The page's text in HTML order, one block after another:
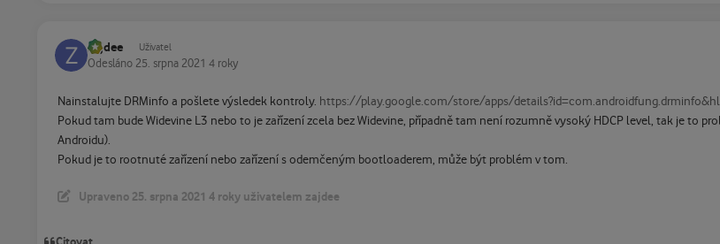
zajdee Uživatel
Odesláno 25. srpna 2021 4 roky
Nainstalujte DRMinfo a pošlete výsledek kontroly. https://play.google.com/store/apps/
Pokud tam bude Widevine L3 nebo to je zařízení zcela bez Widevine, případně tam není rozumně vysoký HDCP level, tak je to
Androidu).
Pokud je to rootnuté zařízení nebo zařízení s odemčeným bootloaderem, může být problém v tom.
Upraveno 25. srpna 2021 4 roky uživatelem zajdee